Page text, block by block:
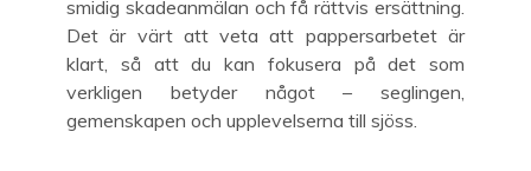
smidig skadeanmälan och få rättvis ersättning.
Det är värt att veta att pappersarbetet är
klart, så att du kan fokusera på det som
verkligen betyder något – seglingen,
gemenskapen och upplevelserna till sjöss.